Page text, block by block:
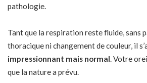
pathologie.
Tant que la respiration reste fluide, sans
thoracique ni changement de couleur, il
impressionnant mais normal. Votre
que la nature a prévu.